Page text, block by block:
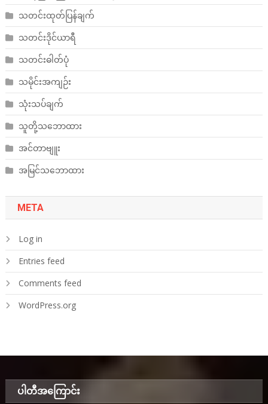
သတင်းထုတ်ပြန်ချက်
သတင်းဒိုင်ယာရီ
သတင်းဓါတ်ပုံ
သမိုင်းအကျဉ်း
သုံးသပ်ချက်
သူတို့သဘောထား
အင်တာဗျူး
အမြင်သဘောထား
META
Log in
Entries feed
Comments feed
WordPress.org
ပါတီအ‌ကြောင်း